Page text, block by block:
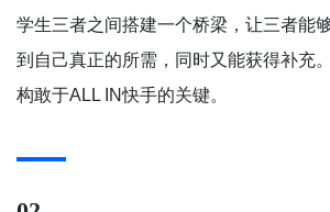
学生三者之间搭建一个桥梁，让三者能
到自己真正的所需，同时又能获得补充
构敢于ALL IN快手的关键。